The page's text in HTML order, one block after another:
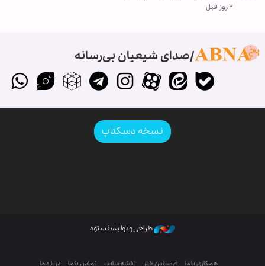
۲ روز قبل
صدای شیعیان بی‌رسانه
نسخه دسکتاپ
طراحی و تولید: نستوه
همکاری با ما فرستادن خبر نقشه سایت تماس با ما درباره ما